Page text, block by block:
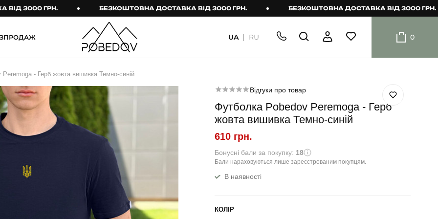
ГРН. БЕЗКОШТОВНА ДОСТАВКА ВІД 3000 ГРН. БЕЗКОШТОВНА ДОСТАВКА ВІД 3000 ГРН.
Брюки
Джогери
Карго
Спортивні штани
Джинси
Тактичне спорядження
Тактичний жіночий
Тактичний чоловічий
одяг
Тактичні рукавиці
Тактичні шкарпетки
ТЕРМО-КОМПЛЕКТИ
ФУТБОЛКИ І СОРОЧКИ
шорти
Шорти
UA RU 0
- Герб жовта вишивка Темно-синій
Відгуки про товар
Футболка Pobedov Peremoga - Герб
жовта вишивка Темно-синій
610 грн.
Бонусні бали за покупку: 18
Бали нараховуються лише зареєстрованим покупцям.
В наявності
КОЛІР